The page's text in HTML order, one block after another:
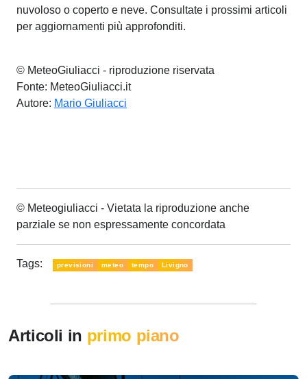
nuvoloso o coperto e neve. Consultate i prossimi articoli
per aggiornamenti più approfonditi.
© MeteoGiuliacci - riproduzione riservata
Fonte: MeteoGiuliacci.it
Autore: Mario Giuliacci
© Meteogiuliacci - Vietata la riproduzione anche
parziale se non espressamente concordata
Tags: previsioni meteo tempo Livigno
Articoli in primo piano